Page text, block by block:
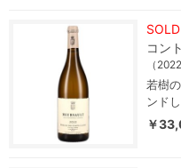
コン
（
若樹
ンド
￥